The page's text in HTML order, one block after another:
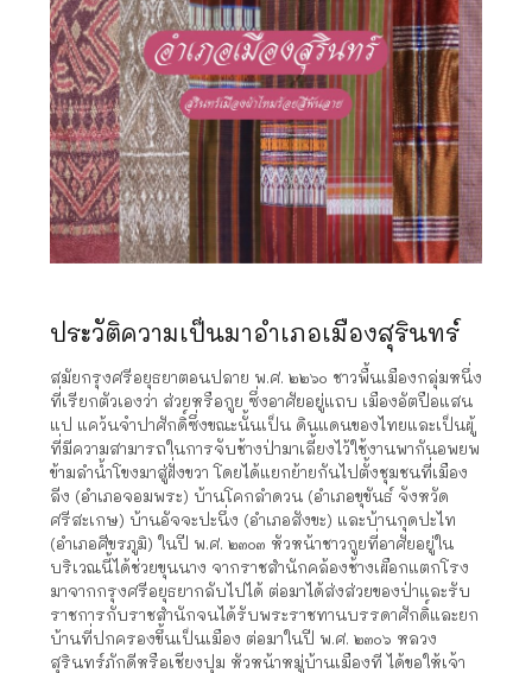
ประวัติความเป็นมาอำเภอเมืองสุรินทร์
สมัยกรุงศรีอยุธยาตอนปลาย พ.ศ. ๒๒๖๐ ชาวพื้นเมืองกลุ่มหนึ่ง
ที่เรียกตัวเองว่า ส่วยหรือกูย ซึ่งอาศัยอยู่แถบ เมืองอัตปือแสน
แป แคว้นจำปาศักดิ์ซึ่งขณะนั้นเป็น ดินแดนของไทยและเป็นผู้
ที่มีความสามารถในการจับช้างป่ามาเลี้ยงไว้ใช้งานพากันอพยพ
ข้ามลำน้ำโขงมาสู่ฝั่งขวา โดยได้แยกย้ายกันไปตั้งชุมชนที่เมือง
ลีง (อำเภอจอมพระ) บ้านโคกลำดวน (อำเภอขุขันธ์ จังหวัด
ศรีสะเกษ) บ้านอัจจะปะนึ่ง (อำเภอสังขะ) และบ้านกุดปะไท
(อำเภอศีขรภูมิ) ในปี พ.ศ. ๒๓๐๓ หัวหน้าชาวกูยที่อาศัยอยู่ใน
บริเวณนี้ได้ช่วยขุนนาง จากราชสำนักคล้องช้างเผือกแตกโรง
มาจากกรุงศรีอยุธยากลับไปได้ ต่อมาได้ส่งส่วยของป่าและรับ
ราชการกับราชสำนักจนได้รับพระราชทานบรรดาศักดิ์และยก
บ้านที่ปกครองขึ้นเป็นเมือง ต่อมาในปี พ.ศ. ๒๓๐๖ หลวง
สุรินทร์ภักดีหรือเชียงปุม หัวหน้าหมู่บ้านเมืองที ได้ขอให้เจ้า